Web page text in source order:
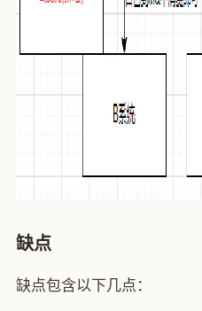
缺点
缺点包含以下几点：